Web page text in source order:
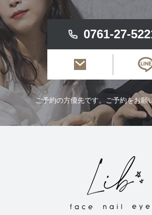
0761-27-
ご予約の方優先です。ご予約をお願